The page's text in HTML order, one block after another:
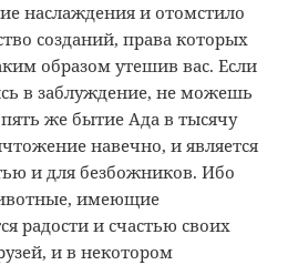
наслаждения и отомстило
созданий, права которых
образом утешив вас. Если
в заблуждение, не можешь
же бытие Ада в тысячу
навечно, и является
и для безбожников. Ибо
имеющие
радости и счастью своих
и в некотором